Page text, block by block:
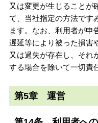
又は変更が生じることが
て、当社指定の方法です
ます。なお、利用者が申
遅延等により被った損害
又は過失が存在し、それ
する場合を除いて一切責
第5章 運営